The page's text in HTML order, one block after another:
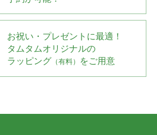
お祝い・プレゼントに最適！
タムタムオリジナルの
ラッピング （有料） をご用意